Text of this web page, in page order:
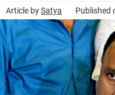
Article bySatya Published